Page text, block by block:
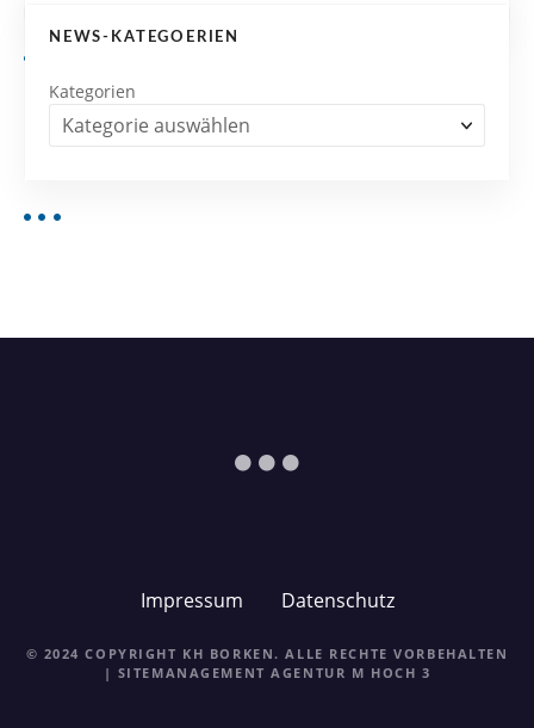
NEWS-KATEGOERIEN
Kategorien
Impressum Datenschutz
© 2024 COPYRIGHT KH BORKEN. ALLE RECHTE VORBEHALTEN
| SITEMANAGEMENTAGENTUR M HOCH 3